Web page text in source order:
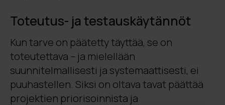
Toteutus- ja testauskäytännöt
Kun tarve on päätetty täyttää, se on
toteutettava – ja mielellään
suunnitelmallisesti ja systemaattisesti, ei
puuhastellen. Siksi on oltava tavat päättää
projektien priorisoinnista ja